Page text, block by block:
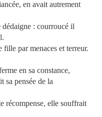
en avait autrement
: courroucé il
par menaces et terreur.
en sa constance,
sa pensée de la
récompense, elle souffrait